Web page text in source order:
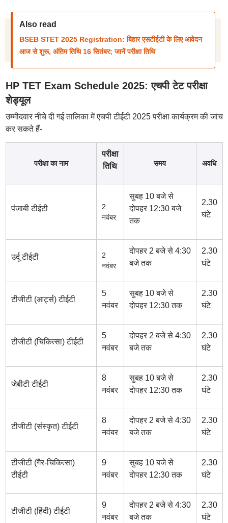
Also read
BSEB STET 2025 Registration: बिहार एसटीईटी के लिए आवेदन
आज से शुरू, अंतिम तिथि 16 सितंबर; जानें परीक्षा तिथि
HP TET Exam Schedule 2025: एचपी टेट परीक्षा
शेड्यूल
उम्मीदवार नीचे दी गई तालिका में एचपी टीईटी 2025 परीक्षा कार्यक्रम की जांच
कर सकते हैं-
परीक्षा का नाम
परीक्षा
तिथि
समय अवधि
पंजाबी टीईटी
2
नवंबर
सुबह 10 बजे से
दोपहर 12:30 बजे
तक
2.30
घंटे
उर्दू टीईटी
2
नवंबर
दोपहर 2 बजे से 4:30
बजे तक
2.30
घंटे
टीजीटी (आर्ट्स) टीईटी
5
नवंबर
सुबह 10 बजे से
दोपहर 12:30 तक
2.30
घंटे
टीजीटी (चिकित्सा) टीईटी
5
नवंबर
दोपहर 2 बजे से 4:30
बजे तक
2.30
घंटे
जेबीटी टीईटी
8
नवंबर
सुबह 10 बजे से
दोपहर 12:30 तक
2.30
घंटे
टीजीटी (संस्कृत) टीईटी
8
नवंबर
दोपहर 2 बजे से 4:30
बजे तक
2.30
घंटे
टीजीटी (गैर-चिकित्सा)
टीईटी
9
नवंबर
सुबह 10 बजे से
दोपहर 12:30 तक
2.30
घंटे
टीजीटी (हिंदी) टीईटी
9
नवंबर
दोपहर 2 बजे से 4:30
बजे तक
2.30
घंटे